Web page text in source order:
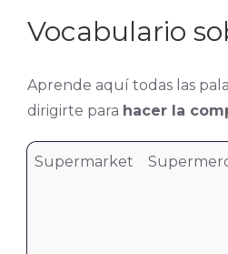
Vocabulario
Aprende aquí todas las
dirigirte para hacer la
Supermarket